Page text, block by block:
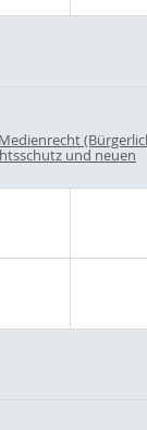
und neuen